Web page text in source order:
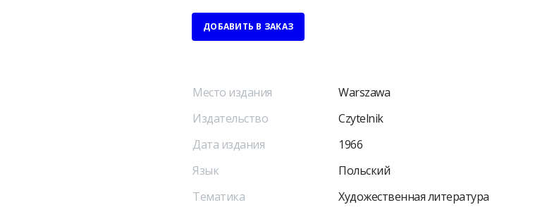
ДОБАВИТЬ В ЗАКАЗ
Место издания
Warszawa
Издательство
Czytelnik
Дата издания
1966
Язык
Польский
Тематика
Художественная литература